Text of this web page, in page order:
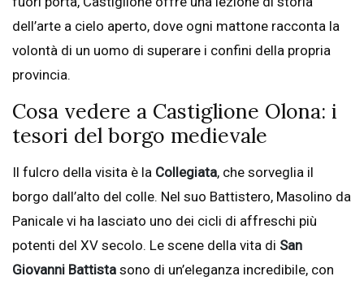
dell’arte a cielo aperto, dove ogni mattone racconta la
volontà di un uomo di superare i confini della propria
provincia.
Cosa vedere a Castiglione Olona: i
tesori del borgo medievale
Il fulcro della visita è la Collegiata, che sorveglia il
borgo dall’alto del colle. Nel suo Battistero, Masolino da
Panicale vi ha lasciato uno dei cicli di affreschi più
potenti del XV secolo. Le scene della vita di San
Giovanni Battista sono di un’eleganza incredibile, con